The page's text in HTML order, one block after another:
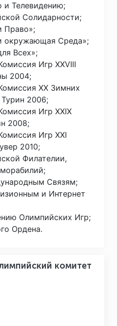
и Телевидению;
Солидарности;
Право»;
окружающая Среда»;
Всех»;
Игр XXVIII
2004;
XX Зимних
2006;
Игр XXIX
2008;
Игр XXI
2010;
Филателии,
Связям;
и Интернет
Олимпийских Игр;
Ордена.
комитет